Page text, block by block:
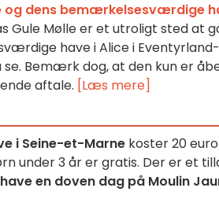
og dens bemærkelsesværdige
Gule Mølle er et utroligt sted at
have i Alice i
se. Bemærk dog, at den kun er
aftale. [Læs mere]
i Seine-et-Marne koster 20
under 3 år er gratis. Der er et
en doven dag på Moulin